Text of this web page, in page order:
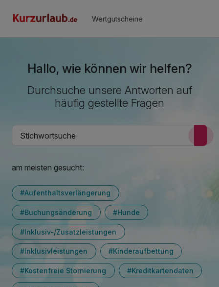
Wertgutscheine
Hallo, wie können wir helfen?
Durchsuche unsere Antworten auf
häufig gestellte Fragen
am meisten gesucht:
#Aufenthaltsverlängerung
#Buchungsänderung #Hunde
#Inklusiv-/Zusatzleistungen
#Inklusivleistungen #Kinderaufbettung
#Kostenfreie Stornierung #Kreditkartendaten